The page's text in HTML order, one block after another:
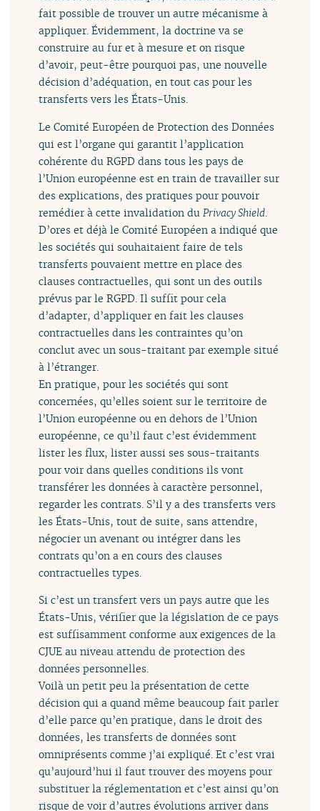
fait possible de trouver un autre mécanisme à
appliquer. Évidemment, la doctrine va se
construire au fur et à mesure et on risque
d’avoir, peut-être pourquoi pas, une nouvelle
décision d’adéquation, en tout cas pour les
transferts vers les États-Unis.
Le Comité Européen de Protection des Données
qui est l’organe qui garantit l’application
cohérente du RGPD dans tous les pays de
l’Union européenne est en train de travailler sur
des explications, des pratiques pour pouvoir
remédier à cette invalidation du Privacy Shield
D’ores et déjà le Comité Européen a indiqué que
les sociétés qui souhaitaient faire de tels
transferts pouvaient mettre en place des
clauses contractuelles, qui sont un des outils
prévus par le RGPD. Il suffit pour cela
d’adapter, d’appliquer en fait les clauses
contractuelles dans les contraintes qu’on
conclut avec un sous-traitant par exemple situé
à l’étranger.
En pratique, pour les sociétés qui sont
concernées, qu’elles soient sur le territoire de
l’Union européenne ou en dehors de l’Union
européenne, ce qu’il faut c’est évidemment
lister les flux, lister aussi ses sous-traitants
pour voir dans quelles conditions ils vont
transférer les données à caractère personnel,
regarder les contrats. S’il y a des transferts vers
les États-Unis, tout de suite, sans attendre,
négocier un avenant ou intégrer dans les
contrats qu’on a en cours des clauses
contractuelles types.
Si c’est un transfert vers un pays autre que les
États-Unis, vérifier que la législation de ce pays
est suffisamment conforme aux exigences de la
CJUE au niveau attendu de protection des
données personnelles.
Voilà un petit peu la présentation de cette
décision qui a quand même beaucoup fait parler
d’elle parce qu’en pratique, dans le droit des
données, les transferts de données sont
omniprésents comme j’ai expliqué. Et c’est vrai
qu’aujourd’hui il faut trouver des moyens pour
substituer la réglementation et c’est ainsi qu’on
risque de voir d’autres évolutions arriver dans